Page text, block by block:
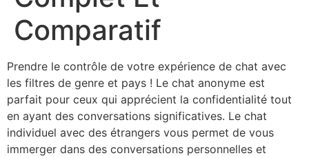
Comparatif
Prendre le contrôle de votre expérience de chat avec
les filtres de genre et pays ! Le chat anonyme est
parfait pour ceux qui apprécient la confidentialité tout
en ayant des conversations significatives. Le chat
individuel avec des étrangers vous permet de vous
immerger dans des conversations personnelles et